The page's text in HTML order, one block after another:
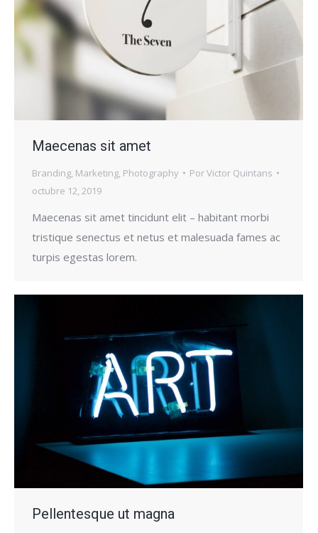
Maecenas sit amet
Branding Marketing Photography PorVictor Quintans
octubre 12, 2019
Maecenas sit amet tincidunt elit – habitant morbi
tristique senectus et netus et malesuada fames ac
turpis egestas lorem.
Pellentesque ut magna